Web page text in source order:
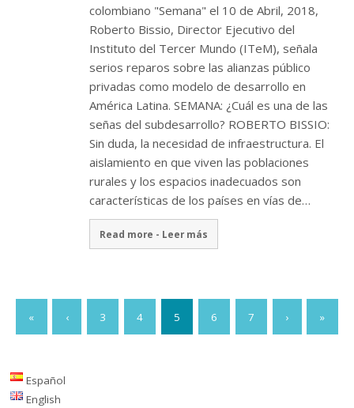
colombiano "Semana" el 10 de Abril, 2018,
Roberto Bissio, Director Ejecutivo del
Instituto del Tercer Mundo (ITeM), señala
serios reparos sobre las alianzas público
privadas como modelo de desarrollo en
América Latina. SEMANA: ¿Cuál es una de las
señas del subdesarrollo? ROBERTO BISSIO:
Sin duda, la necesidad de infraestructura. El
aislamiento en que viven las poblaciones
rurales y los espacios inadecuados son
características de los países en vías de…
Read more - Leer más
« ‹ 3 4 5 6 7 › »
Español
English